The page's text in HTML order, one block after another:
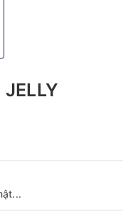
JELLY